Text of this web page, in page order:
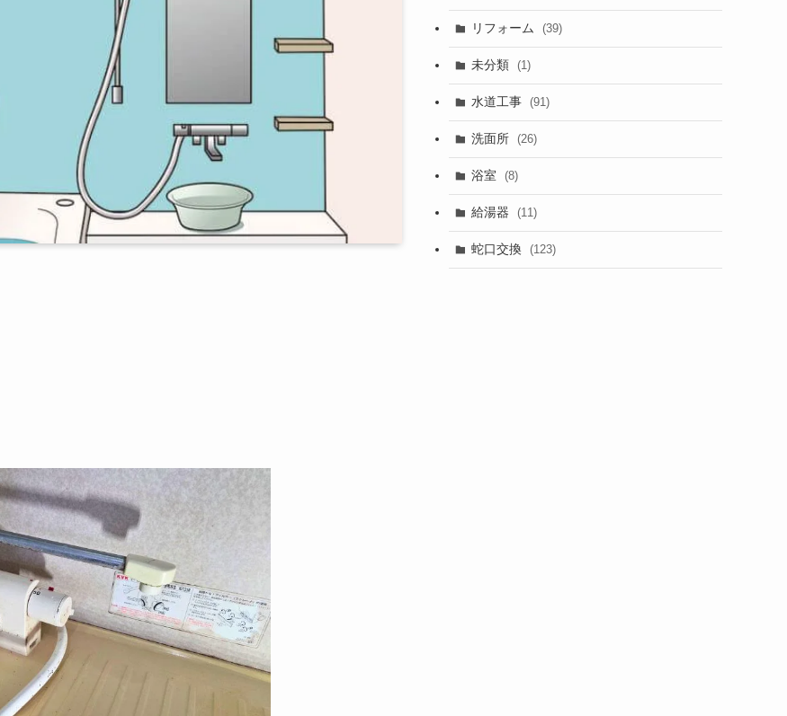
リフォーム (39)
未分類 (1)
水道工事 (91)
洗面所 (26)
浴室 (8)
給湯器 (11)
蛇口交換 (123)